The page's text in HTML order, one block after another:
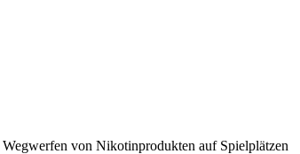
von Nikotinprodukten auf Spielplätzen